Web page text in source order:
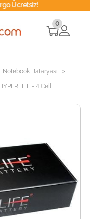
0
Notebook Bataryası >
- 4 Cell